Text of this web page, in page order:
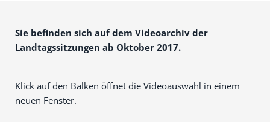
Sie befinden sich auf dem Videoarchiv der
Landtagssitzungen ab Oktober 2017.
Klick auf den Balken öffnet die Videoauswahl in einem
neuen Fenster.